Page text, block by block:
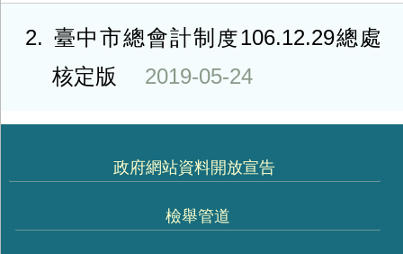
2
臺中市總會計制度106.12.29總處
核定版
2019-05-24
政府網站資料開放宣告
檢舉管道